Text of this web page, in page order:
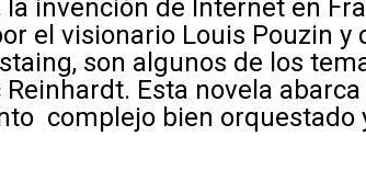
la invención de Internet en
el visionario Louis Pouzin y
son algunos de los
Esta novela
complejo bien orquestado